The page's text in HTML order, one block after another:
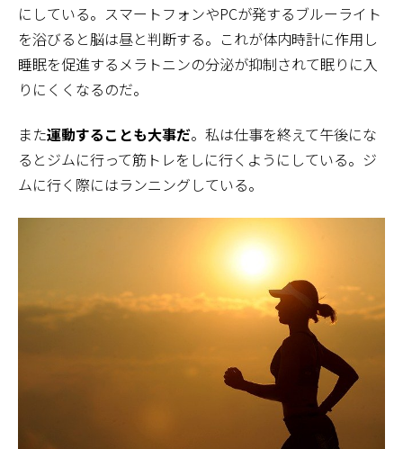
にしている。スマートフォンやPCが発するブルーライト
を浴びると脳は昼と判断する。これが体内時計に作用し
睡眠を促進するメラトニンの分泌が抑制されて眠りに入
りにくくなるのだ。
また運動することも大事だ。私は仕事を終えて午後にな
るとジムに行って筋トレをしに行くようにしている。ジ
ムに行く際にはランニングしている。